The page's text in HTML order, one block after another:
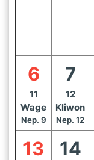
6
11
Wage
Nep. 9
7
12
Kliwon
Nep. 12
13 14